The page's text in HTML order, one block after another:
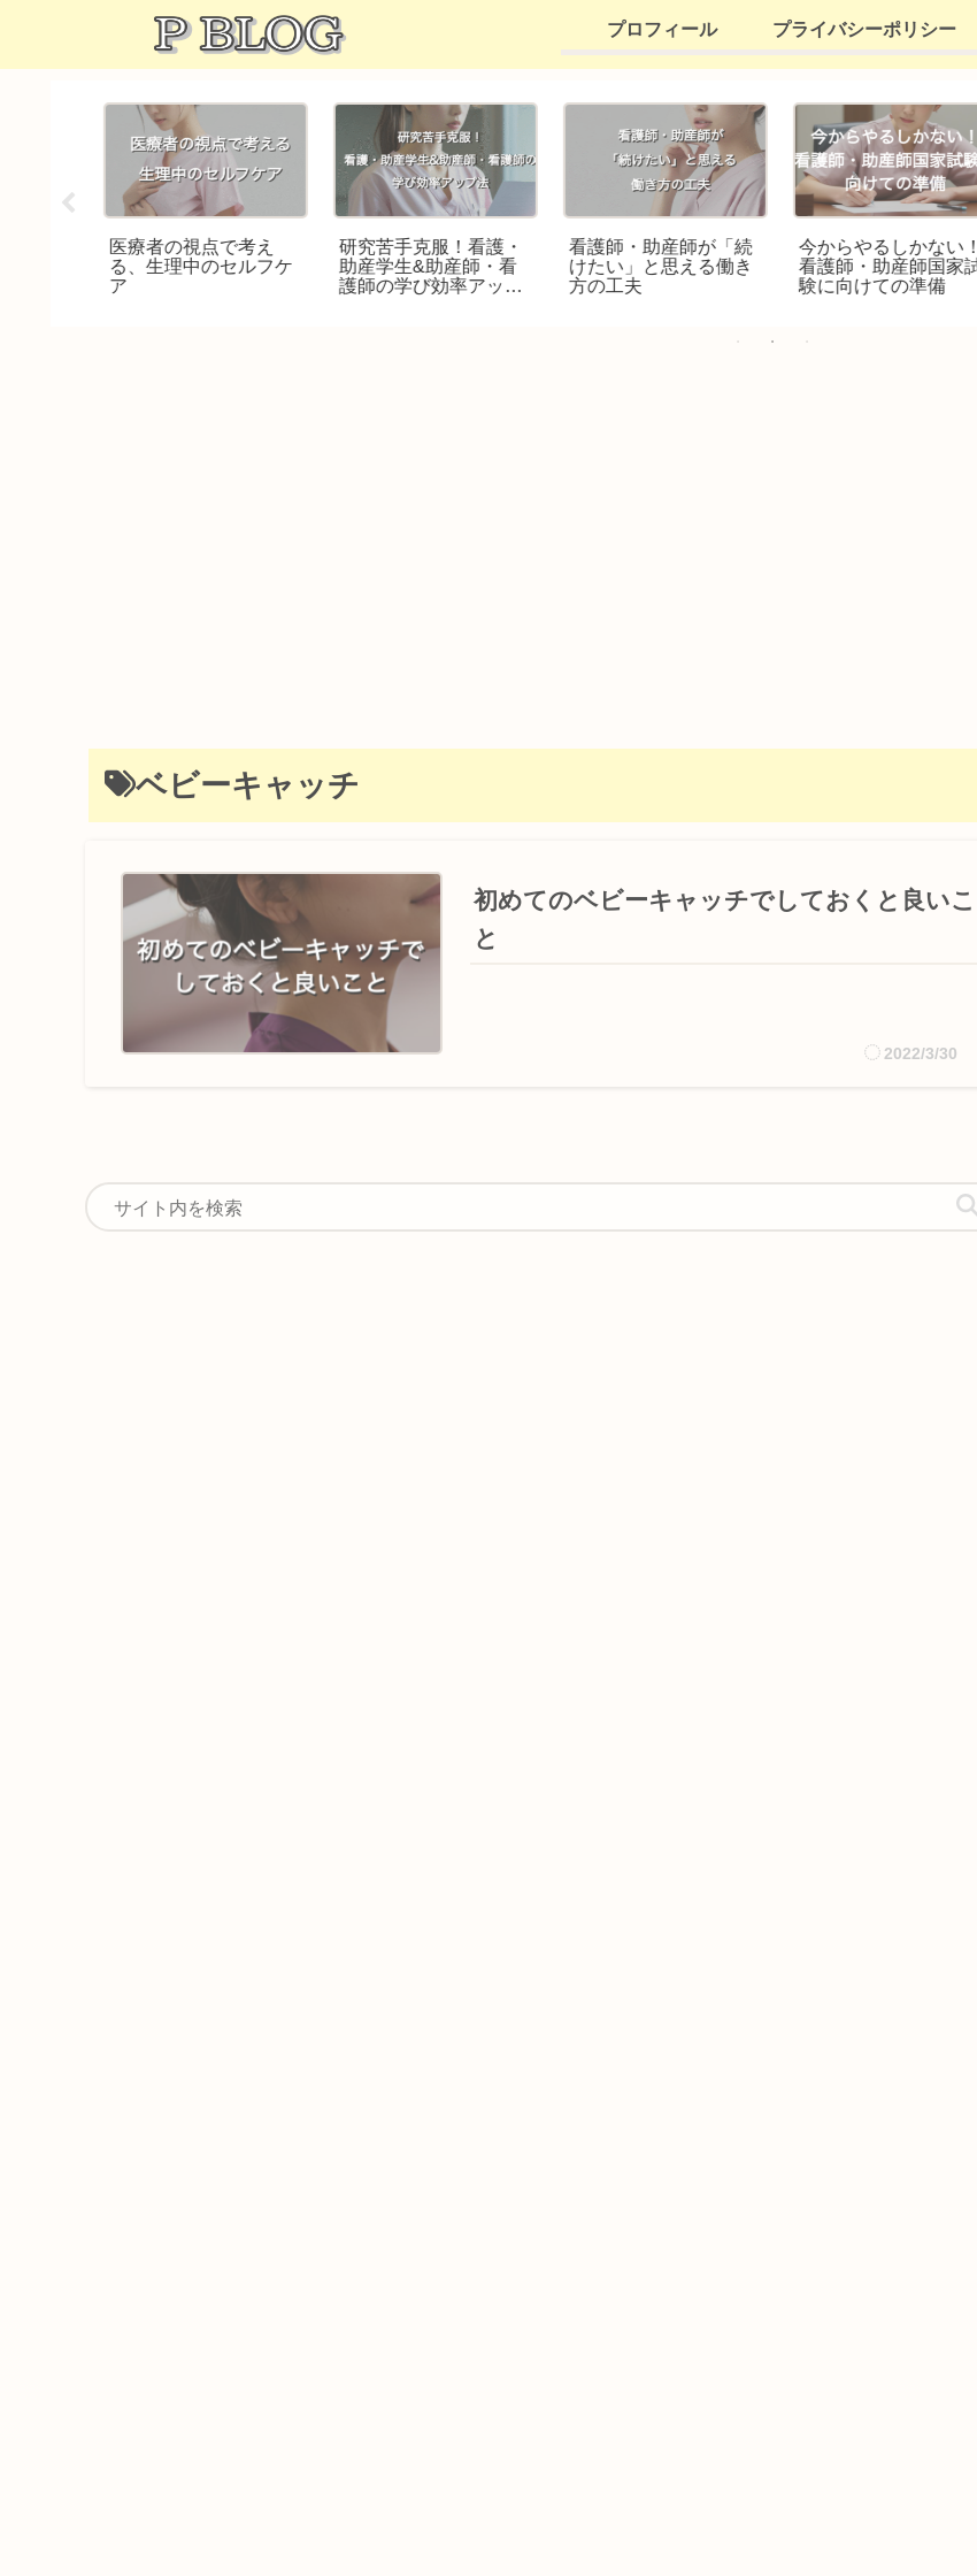
プロフィール プライバシーポリシー
医療者の視点で考え
る、生理中のセルフケ
ア
研究苦手克服！看護・
助産学生&助産師・看
護師の学び効率アップ
看護師・助産師が「続
けたい」と思える働き
方の工夫
今からやるしかない！
看護師・助産師国家試
験に向けての準備
ベビーキャッチ
初めてのベビーキャッチでしておくと良いこ
と
2022/3/30